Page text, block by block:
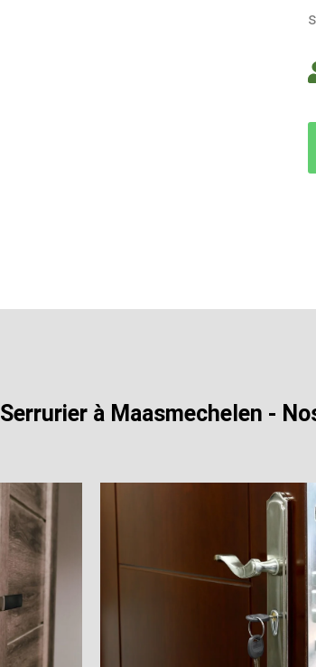
Serrurier à Maasmechelen -